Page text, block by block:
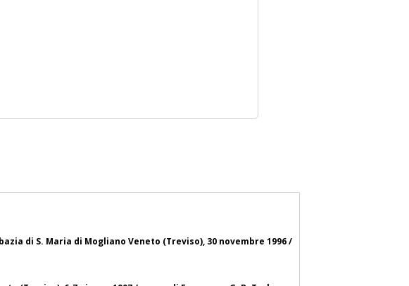
di S. Maria di Mogliano Veneto (Treviso), 30 novembre 1996 /